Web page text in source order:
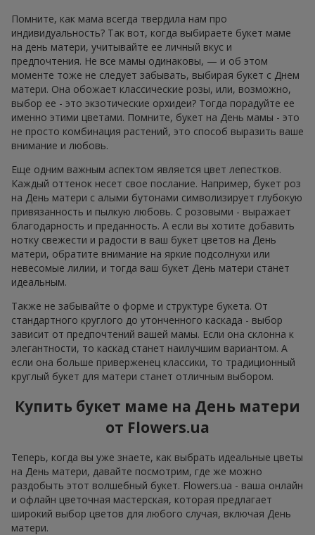
Помните, как мама всегда твердила нам про
индивидуальность? Так вот, когда выбираете букет маме
на день матери, учитывайте ее личный вкус и
предпочтения. Не все мамы одинаковы, — и об этом
моменте тоже не следует забывать, выбирая букет с Днем
матери. Она обожает классические розы, или, возможно,
выбор ее - это экзотические орхидеи? Тогда порадуйте ее
именно этими цветами. Помните, букет на День мамы - это
не просто комбинация растений, это способ выразить ваше
внимание и любовь.
Еще одним важным аспектом является цвет лепестков.
Каждый оттенок несет свое послание. Например, букет роз
на День матери с алыми бутонами символизирует глубокую
привязанность и пылкую любовь. С розовыми - выражает
благодарность и преданность. А если вы хотите добавить
нотку свежести и радости в ваш букет цветов на День
матери, обратите внимание на яркие подсолнухи или
невесомые лилии, и тогда ваш букет День матери станет
идеальным.
Также не забывайте о форме и структуре букета. От
стандартного круглого до утонченного каскада - выбор
зависит от предпочтений вашей мамы. Если она склонна к
элегантности, то каскад станет наилучшим вариантом. А
если она больше приверженец классики, то традиционный
круглый букет для матери станет отличным выбором.
Купить букет маме на День матери
от Flowers.ua
Теперь, когда вы уже знаете, как выбрать идеальные цветы
на День матери, давайте посмотрим, где же можно
раздобыть этот волшебный букет. Flowers.ua - ваша онлайн
и офлайн цветочная мастерская, которая предлагает
широкий выбор цветов для любого случая, включая День
матери.